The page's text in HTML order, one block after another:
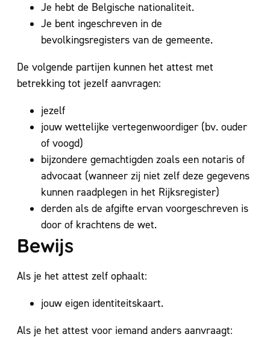
Je hebt de Belgische nationaliteit.
Je bent ingeschreven in de
bevolkingsregisters van de gemeente.
De volgende partijen kunnen het attest met
betrekking tot jezelf aanvragen:
jezelf
jouw wettelijke vertegenwoordiger (bv. ouder
of voogd)
bijzondere gemachtigden zoals een notaris of
advocaat (wanneer zij niet zelf deze gegevens
kunnen raadplegen in het Rijksregister)
derden als de afgifte ervan voorgeschreven is
door of krachtens de wet.
Bewijs
Als je het attest zelf ophaalt:
jouw eigen identiteitskaart.
Als je het attest voor iemand anders aanvraagt: